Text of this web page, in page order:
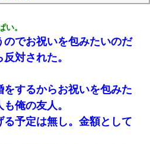
い。
でお祝いを包みたいのだ
対された。
するからお祝いを包みた
俺の友人。
予定は無し。金額として